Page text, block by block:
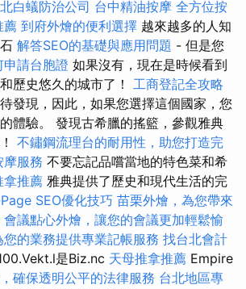
白蟻防治公司 台中精油按摩 全方位按
薦 到府外燴的便利選擇 越來越多的人知
解答SEO的基礎與應用問題 - 但是您
申請台胞證 如果沒有，現在是時候看到
歷史悠久的城市了！ 工商登記全攻略
發現，因此，如果您選擇這個國家，您
體驗。 發現古希臘的搖籃，參觀雅典
不鏽鋼流理台的耐用性，助您打造完
摩服務 不要忘記品嚐當地的特色菜和希
拿推薦 雅典提供了歷史和現代生活的完
SEO優化技巧 苗栗外燴，為您帶來
會議點心外燴，讓您的會議更加輕鬆愉
的業務提供專業記帳服務 找台北會計
是Biz.nc 天母推拿推薦 Empire
確保透明公平的法律服務 台北地區專